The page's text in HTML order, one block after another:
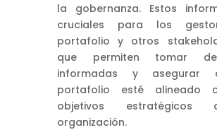
la gobernanza. Estos
cruciales para los
portafolio y otros
que permiten tomar
informadas y asegurar
portafolio esté alineado
objetivos
organización.